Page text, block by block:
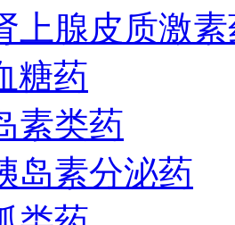
上腺皮质激
糖药
素类药
岛素分泌药